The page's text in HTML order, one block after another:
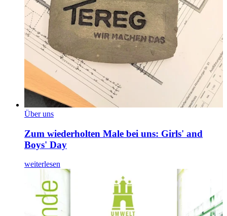
Über uns
Zum wiederholten Male bei uns: Girls' and
Boys' Day
weiterlesen